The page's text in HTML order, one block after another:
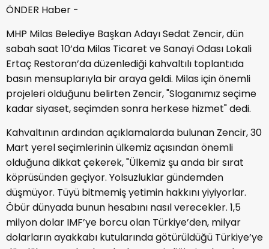
ÖNDER Haber -
MHP Milas Belediye Başkan Adayı Sedat Zencir, dün
sabah saat 10’da Milas Ticaret ve Sanayi Odası Lokali
Ertaç Restoran’da düzenlediği kahvaltılı toplantıda
basın mensuplarıyla bir araya geldi. Milas için önemli
projeleri olduğunu belirten Zencir, "Sloganımız seçime
kadar siyaset, seçimden sonra herkese hizmet" dedi.
Kahvaltının ardından açıklamalarda bulunan Zencir, 30
Mart yerel seçimlerinin ülkemiz açısından önemli
olduğuna dikkat çekerek, "Ülkemiz şu anda bir sırat
köprüsünden geçiyor. Yolsuzluklar gündemden
düşmüyor. Tüyü bitmemiş yetimin hakkını yiyiyorlar.
Öbür dünyada bunun hesabını nasıl verecekler. 1,5
milyon dolar IMF’ye borcu olan Türkiye’den, milyar
dolarların ayakkabı kutularında götürüldüğü Türkiye’ye